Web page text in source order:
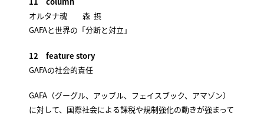
オルタナ魂 森 摂
GAFAと世界の「分断と対立」
12 feature story
GAFAの社会的責任
GAFA（グーグル、アップル、フェイスブック、アマゾン）
に対して、国際社会による課税や規制強化の動きが強まって